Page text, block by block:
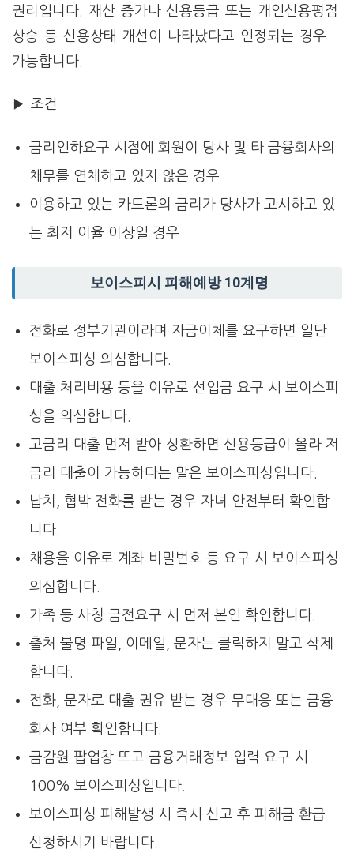
권리입니다. 재산 증가나 신용등급 또는 개인신용평점
상승 등 신용상태 개선이 나타났다고 인정되는 경우
가능합니다.
▶ 조건
금리인하요구 시점에 회원이 당사 및 타 금융회사의
채무를 연체하고 있지 않은 경우
이용하고 있는 카드론의 금리가 당사가 고시하고 있
는 최저 이율 이상일 경우
보이스피시 피해예방 10계명
전화로 정부기관이라며 자금이체를 요구하면 일단
보이스피싱 의심합니다.
대출 처리비용 등을 이유로 선입금 요구 시 보이스피
싱을 의심합니다.
고금리 대출 먼저 받아 상환하면 신용등급이 올라 저
금리 대출이 가능하다는 말은 보이스피싱입니다.
납치, 협박 전화를 받는 경우 자녀 안전부터 확인합
니다.
채용을 이유로 계좌 비밀번호 등 요구 시 보이스피싱
의심합니다.
가족 등 사칭 금전요구 시 먼저 본인 확인합니다.
출처 불명 파일, 이메일, 문자는 클릭하지 말고 삭제
합니다.
전화, 문자로 대출 권유 받는 경우 무대응 또는 금융
회사 여부 확인합니다.
금감원 팝업창 뜨고 금융거래정보 입력 요구 시
100% 보이스피싱입니다.
보이스피싱 피해발생 시 즉시 신고 후 피해금 환급
신청하시기 바랍니다.